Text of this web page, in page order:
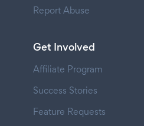
Report Abuse
Get Involved
Affiliate Program
Success Stories
Feature Requests